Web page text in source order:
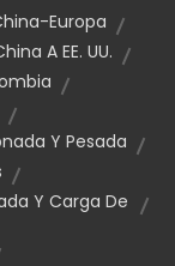
Europa
A EE. UU.
Y Pesada
Y Carga De